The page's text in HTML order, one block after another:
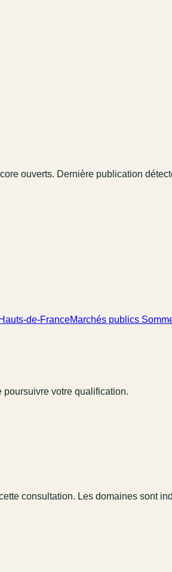
ouverts. Dernière publication
de-FranceMarchés publics
poursuivre votre qualification.
consultation. Les domaines sont